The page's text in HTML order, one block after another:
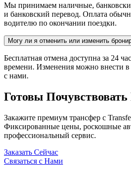
Мы принимаем наличные,
и банковский перевод. Оплата
водителю по окончании поездки.
Могу ли я отменить или изменить
Бесплатная отмена доступна за 24
времени. Изменения можно внести в
с нами.
Готовы Почувствовать
Закажите премиум трансфер с
Фиксированные цены, роскошные
профессиональный сервис.
Заказать Сейчас
Связаться с Нами